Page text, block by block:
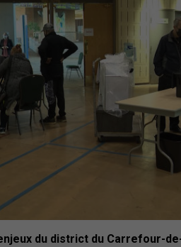
du district du Carrefour-